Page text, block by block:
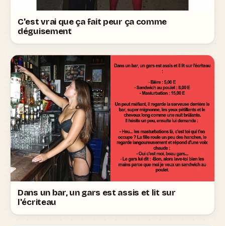
C'est vrai que ça fait peur ça comme
déguisement
Dans un bar, un gars est assis et lit sur
l'écriteau